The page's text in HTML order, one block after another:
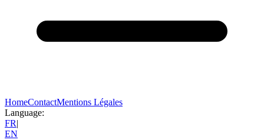
HomeContactMentions Légales
Language:
FR|
EN